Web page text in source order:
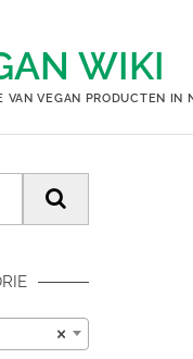
WIKI
VAN VEGAN PRODUCTEN IN
×